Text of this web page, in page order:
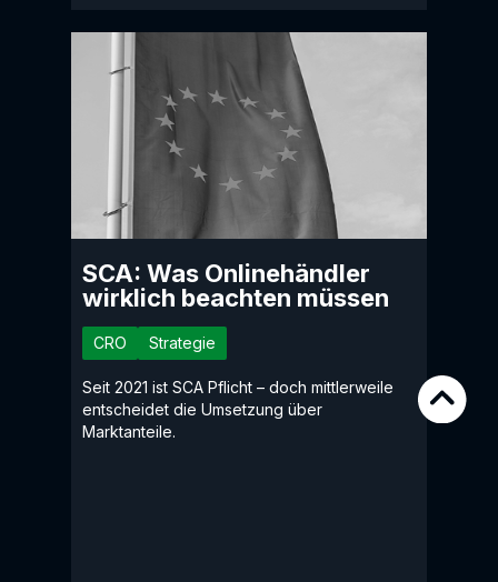
SCA: Was Onlinehändler
wirklich beachten müssen
CRO Strategie
Seit 2021 ist SCA Pflicht – doch mittlerweile
entscheidet die Umsetzung über
Marktanteile.